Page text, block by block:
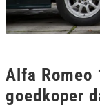
Alfa Romeo
goedkoper